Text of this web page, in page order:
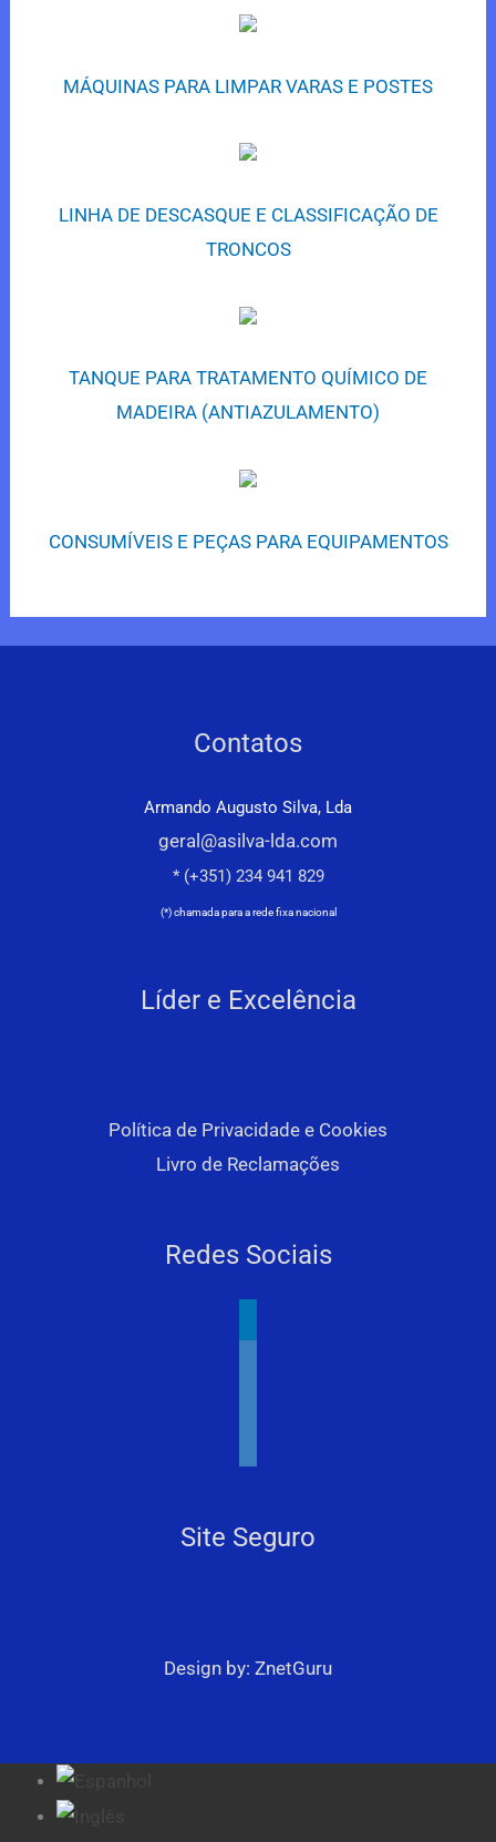
MÁQUINAS PARA LIMPAR VARAS E POSTES
LINHA DE DESCASQUE E CLASSIFICAÇÃO DE
TRONCOS
TANQUE PARA TRATAMENTO QUÍMICO DE
MADEIRA (ANTIAZULAMENTO)
CONSUMÍVEIS E PEÇAS PARA EQUIPAMENTOS
Contatos
Armando Augusto Silva, Lda
geral@asilva-lda.com
* (+351) 234 941 829
(*) chamada para a rede fixa nacional
Líder e Excelência
Política de Privacidade e Cookies
Livro de Reclamações
Redes Sociais
Site Seguro
Design by: ZnetGuru